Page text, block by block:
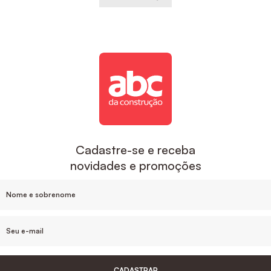
Cadastre-se e receba
novidades e promoções